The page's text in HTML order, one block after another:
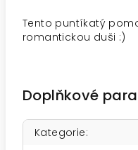
Tento puntíkatý
romantickou duši :)
Doplňkové
Kategorie: